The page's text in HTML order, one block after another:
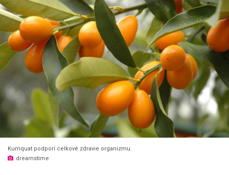
Kumquat podporí celkové zdravie organizmu.
dreamstime